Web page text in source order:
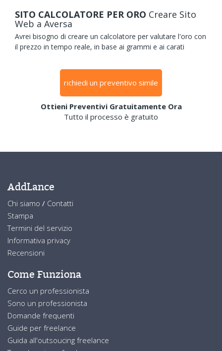
SITO CALCOLATORE PER ORO Creare Sito
Web a Aversa
Avrei bisogno di creare un calcolatore per valutare l'oro con
il prezzo in tempo reale, in base ai grammi e ai carati
richiedi un preventivo simile
Ottieni Preventivi Gratuitamente Ora
Tutto il processo è gratuito
AddLance
Chi siamo / Contatti
Stampa
Termini del servizio
Informativa privacy
Recensioni
Come Funziona
Cerco un professionista
Sono un professionista
Domande frequenti
Guide per freelance
Guida all'outsoucing freelance